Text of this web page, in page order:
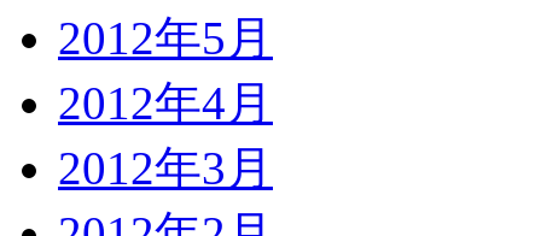
2012年5月
2012年4月
2012年3月